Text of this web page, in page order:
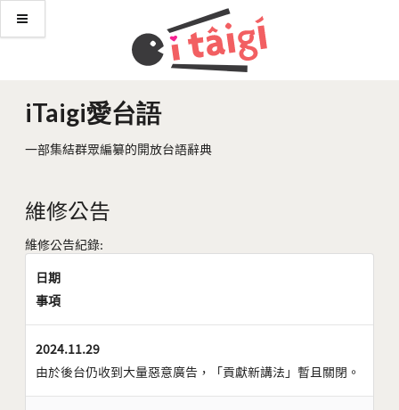
iTaigi愛台語
一部集結群眾編纂的開放台語辭典
維修公告
維修公告紀錄:
日期
事項
2024.11.29
由於後台仍收到大量惡意廣告，「貢獻新講法」暫且關閉。